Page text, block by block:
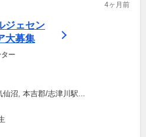
4ヶ月前
ジェセン
大募集
ー
沼, 本吉郡/志津川駅...